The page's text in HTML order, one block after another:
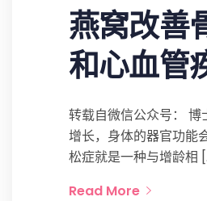
燕窝改善
和心血管
转载自微信公众号： 博
增长，身体的器官功能
松症就是一种与增龄相
Read More